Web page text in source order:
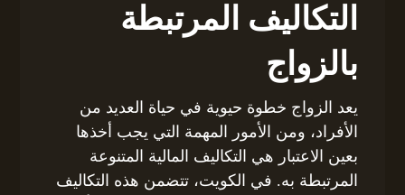
التكاليف المرتبطة
بالزواج
يعد الزواج خطوة حيوية في حياة العديد من
الأفراد، ومن الأمور المهمة التي يجب أخذها
بعين الاعتبار هي التكاليف المالية المتنوعة
المرتبطة به. في الكويت، تتضمن هذه التكاليف